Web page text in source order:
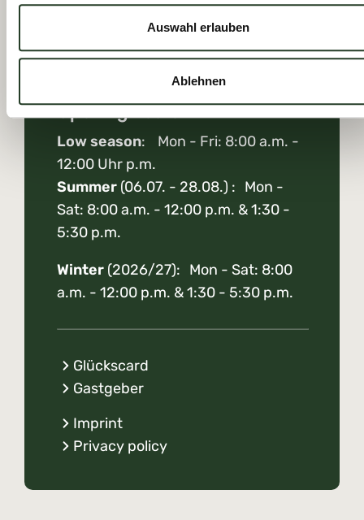
Auswahl erlauben
Ablehnen
Opening hours
Low season: Mon - Fri: 8:00 a.m. -
12:00 Uhr p.m.
Summer (06.07. - 28.08.) : Mon -
Sat: 8:00 a.m. - 12:00 p.m. & 1:30 -
5:30 p.m.
Winter (2026/27): Mon - Sat: 8:00
a.m. - 12:00 p.m. & 1:30 - 5:30 p.m.
Glückscard
Gastgeber
Imprint
Privacy policy